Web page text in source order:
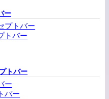
ー
プトバー
トバー
トバー
ー
バー